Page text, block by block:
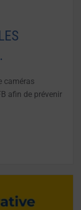
caméras
afin de prévenir